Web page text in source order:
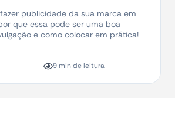
publicidade da sua marca em
que essa pode ser uma boa
e como colocar em prática!
9 min de leitura